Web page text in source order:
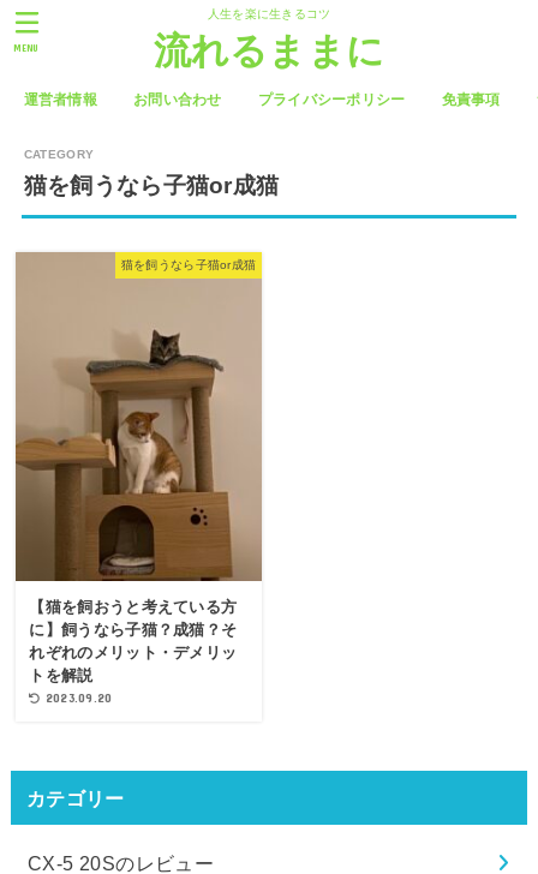
人生を楽に生きるコツ
流れるままに
運営者情報 お問い合わせ プライバシーポリシー 免責事項
MENU
猫を飼うなら子猫or成猫
猫を飼うなら子猫or成猫
【猫を飼おうと考えている方
に】飼うなら子猫？成猫？そ
れぞれのメリット・デメリッ
トを解説
2023.09.20
カテゴリー
CX-5 20Sのレビュー